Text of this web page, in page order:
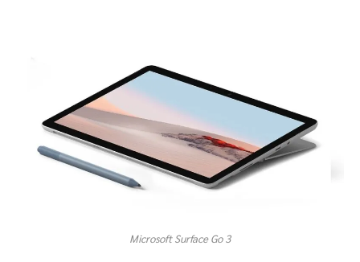
Microsoft Surface Go 3